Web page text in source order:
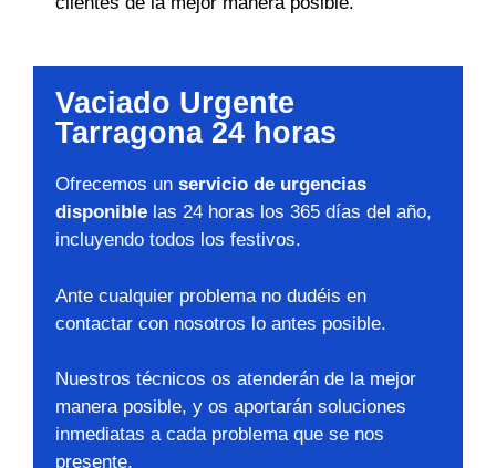
Vaciado Urgente
Tarragona 24 horas
Ofrecemos un servicio de urgencias
disponible las 24 horas los 365 días del año,
incluyendo todos los festivos.
Ante cualquier problema no dudéis en
contactar con nosotros lo antes posible.
Nuestros técnicos os atenderán de la mejor
manera posible, y os aportarán soluciones
inmediatas a cada problema que se nos
presente.